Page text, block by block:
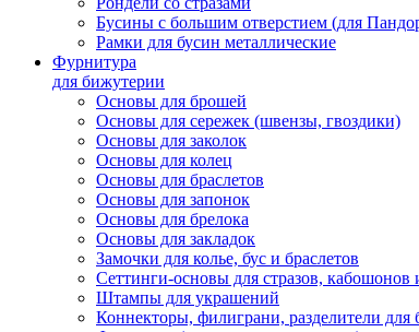
Бусины с большим отверстием (для
Рамки для бусин металлические
Фурнитура
для бижутерии
Основы для брошей
Основы для сережек (швензы, гвоздики)
Основы для заколок
Основы для колец
Основы для браслетов
Основы для запонок
Основы для брелока
Основы для закладок
Замочки для колье, бус и браслетов
Сеттинги-основы для стразов, кабошонов
Штампы для украшений
Коннекторы, филиграни, разделители для